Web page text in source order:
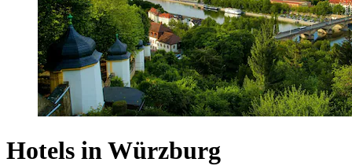
Hotels in Würzburg